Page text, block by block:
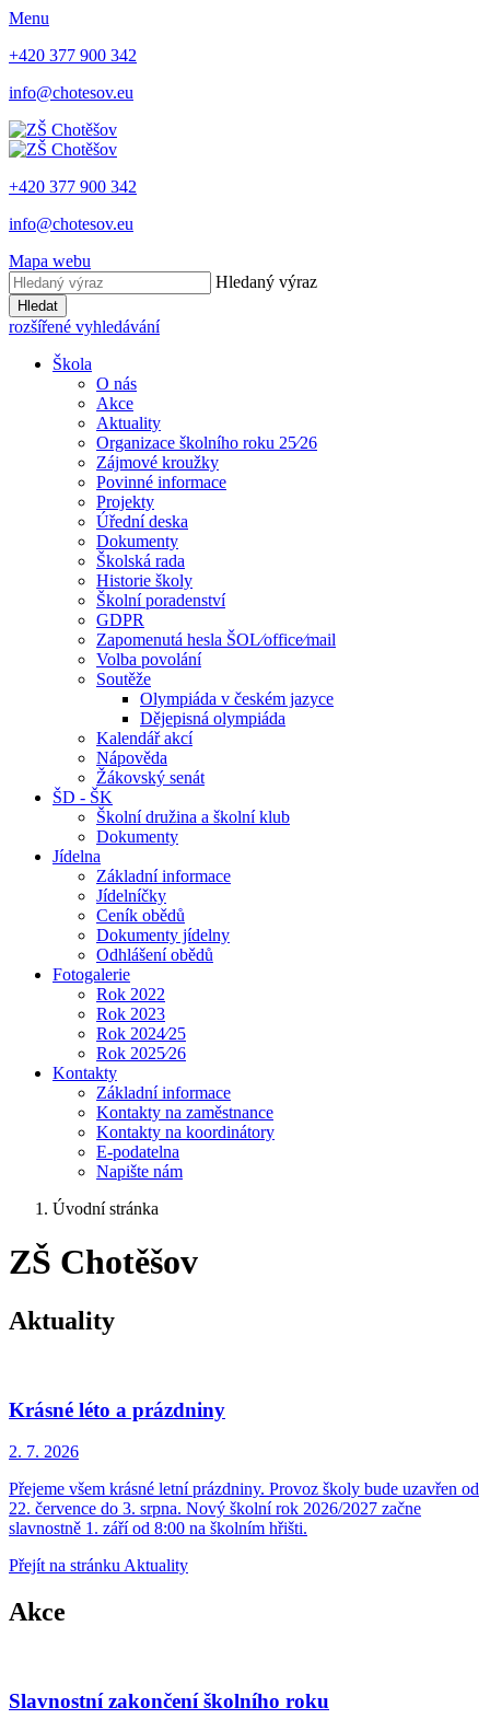
Menu
+420 377 900 342
info@chotesov.eu
+420 377 900 342
info@chotesov.eu
Mapa webu
Hledaný výraz
Hledat
rozšířené vyhledávání
Škola
O nás
Akce
Aktuality
Organizace školního roku 25⁄26
Zájmové kroužky
Povinné informace
Projekty
Úřední deska
Dokumenty
Školská rada
Historie školy
Školní poradenství
GDPR
Zapomenutá hesla ŠOL⁄office⁄mail
Volba povolání
Soutěže
Olympiáda v českém jazyce
Dějepisná olympiáda
Kalendář akcí
Nápověda
Žákovský senát
ŠD - ŠK
Školní družina a školní klub
Dokumenty
Jídelna
Základní informace
Jídelníčky
Ceník obědů
Dokumenty jídelny
Odhlášení obědů
Fotogalerie
Rok 2022
Rok 2023
Rok 2024⁄25
Rok 2025⁄26
Kontakty
Základní informace
Kontakty na zaměstnance
Kontakty na koordinátory
E-podatelna
Napište nám
Úvodní stránka
ZŠ Chotěšov
Aktuality
Krásné léto a prázdniny
2. 7. 2026
Přejeme všem krásné letní prázdniny. Provoz školy bude uzavřen od
22. července do 3. srpna. Nový školní rok 2026/2027 začne
slavnostně 1. září od 8:00 na školním hřišti.
Přejít na stránku Aktuality
Akce
Slavnostní zakončení školního roku